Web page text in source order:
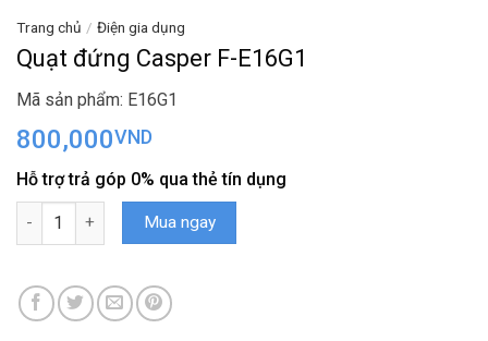
Trang chủ / Điện gia dụng
Quạt đứng Casper F-E16G1
Mã sản phẩm: E16G1
800,000VND
Hỗ trợ trả góp 0% qua thẻ tín dụng
Quạt đứng Casper F-E16G1 số lượng
Mua ngay